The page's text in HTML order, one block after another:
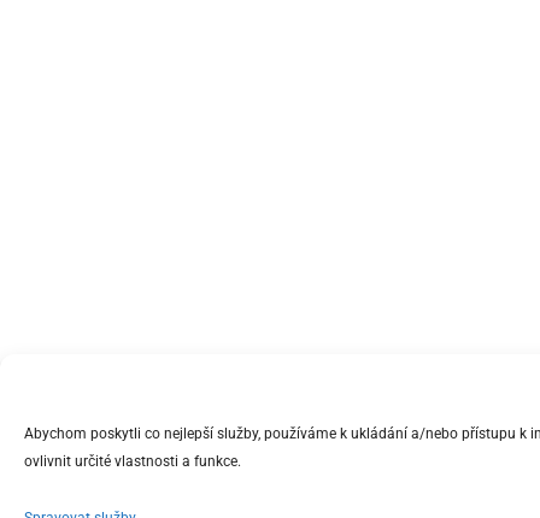
Abychom poskytli co nejlepší služby, používáme k ukládání a/nebo přístupu
ovlivnit určité vlastnosti a funkce.